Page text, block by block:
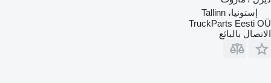
إستونيا، Tallinn
TruckParts Eesti OÜ
الاتصال بالبائع